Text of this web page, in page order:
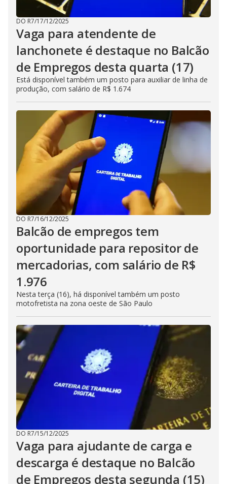
DO R7/17/12/2025
Vaga para atendente de
lanchonete é destaque no Balcão
de Empregos desta quarta (17)
Está disponível também um posto para auxiliar de linha de
produção, com salário de R$ 1.674
DO R7/16/12/2025
Balcão de empregos tem
oportunidade para repositor de
mercadorias, com salário de R$
1.976
Nesta terça (16), há disponível também um posto
motofretista na zona oeste de São Paulo
DO R7/15/12/2025
Vaga para ajudante de carga e
descarga é destaque no Balcão
de Empregos desta segunda (15)